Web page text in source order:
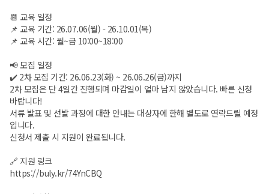
📆 교육 일정
📌 교육 기간: 26.07.06(월) - 26.10.01(목)
📌 교육 시간: 월~금 10:00~18:00
📢 모집 일정
✔️ 2차 모집 기간: 26.06.23(화) ~ 26.06.26(금)까지
2차 모집은 단 4일간 진행되며 마감일이 얼마 남지 않았습니다. 빠른 신청
바랍니다!
서류 발표 및 선발 과정에 대한 안내는 대상자에 한해 별도로 연락드릴 예정
입니다.
신청서 제출 시 지원이 완료됩니다.
🔗 지원 링크
https://buly.kr/74YnCBQ